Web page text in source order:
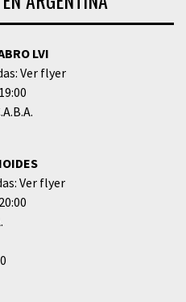
LVI
Ver flyer
19:00
Ver flyer
20:00